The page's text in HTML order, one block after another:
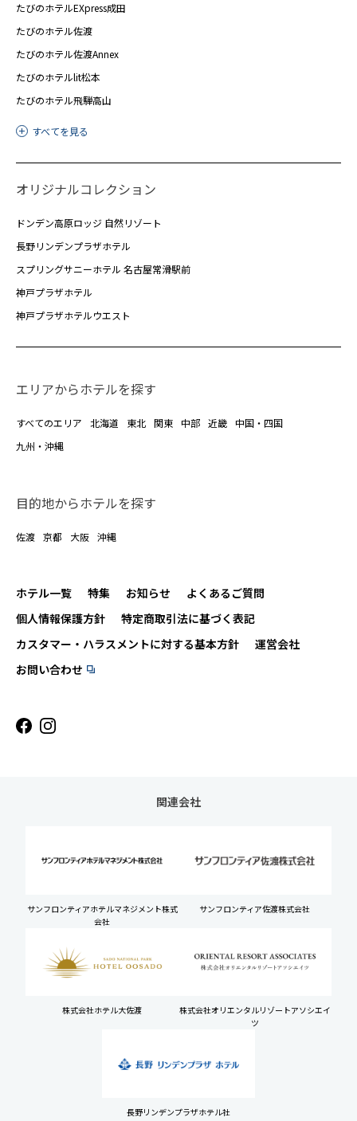
たびのホテルEXpress成田
たびのホテル佐渡
たびのホテル佐渡Annex
たびのホテルlit松本
たびのホテル飛騨高山
すべてを見る
オリジナルコレクション
ドンデン高原ロッジ 自然リゾート
長野リンデンプラザホテル
スプリングサニーホテル 名古屋常滑駅前
神戸プラザホテル
神戸プラザホテルウエスト
エリアからホテルを探す
すべてのエリア 北海道 東北 関東 中部 近畿 中国・四国
九州・沖縄
目的地からホテルを探す
佐渡 京都 大阪 沖縄
ホテル一覧 特集 お知らせ
よくあるご質問
個人情報保護方針
特定商取引法に基づく表記
カスタマー・ハラスメントに対する基本方針
運営会社
お問い合わせ
関連会社
サンフロンティアホテルマネジメント株式
会社
サンフロンティア佐渡株式会社
株式会社ホテル大佐渡
株式会社オリエンタルリゾートアソシエイ
ツ
長野リンデンプラザホテル社